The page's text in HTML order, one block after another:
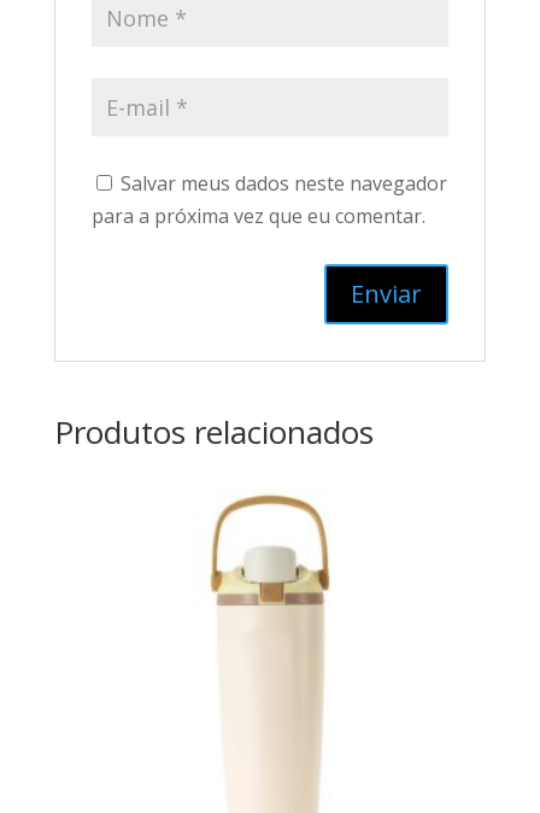
Salvar meus dados neste navegador
para a próxima vez que eu comentar.
Produtos relacionados